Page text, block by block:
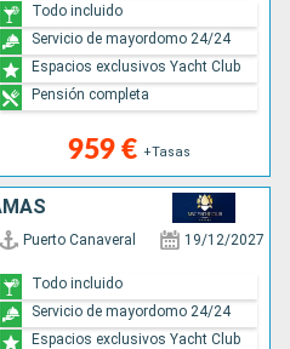
959 € +Tasas
Todo incluido
Servicio de mayordomo 24/24
Espacios exclusivos Yacht Club
Pensión completa
Puerto Canaveral 19/12/2027
Todo incluido
Servicio de mayordomo 24/24
Espacios exclusivos Yacht Club